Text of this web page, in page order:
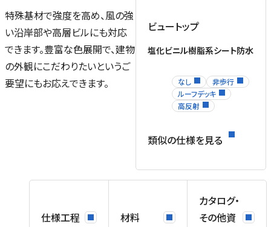
特殊基材で強度を高め、風の強
い沿岸部や高層ビルにも対応
できます。豊富な色展開で、建物
の外観にこだわりたいというご
要望にもお応えできます。
ビュートップ
塩化ビニル樹脂系シート防水
なし
非歩行
ルーフデッキ
高反射
類似の仕様を見る
仕様工程 材料
カタログ・
その他資